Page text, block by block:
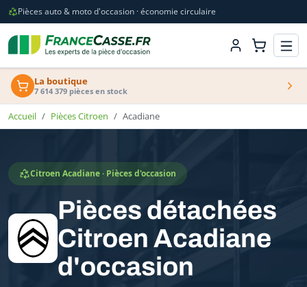
Pièces auto & moto d'occasion · économie circulaire
La boutique
7 614 379 pièces en stock
Accueil Pièces Citroen Acadiane
Citroen Acadiane · Pièces d'occasion
Pièces détachées
Citroen Acadiane
d'occasion